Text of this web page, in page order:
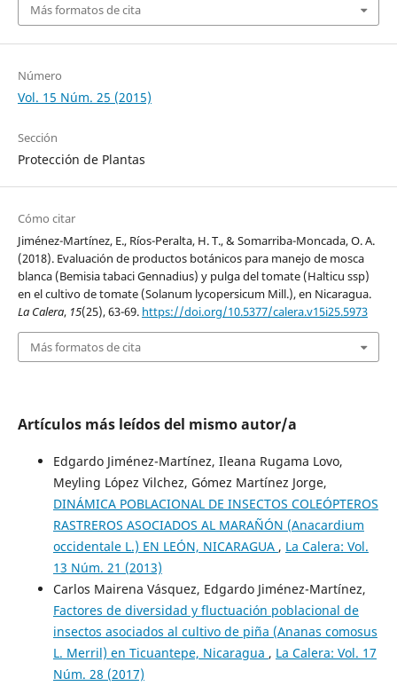
Más formatos de cita
Número
Vol. 15 Núm. 25 (2015)
Sección
Protección de Plantas
Cómo citar
Jiménez-Martínez, E., Ríos-Peralta, H. T., & Somarriba-Moncada, O. A.
(2018). Evaluación de productos botánicos para manejo de mosca
blanca (Bemisia tabaci Gennadius) y pulga del tomate (Halticu ssp)
en el cultivo de tomate (Solanum lycopersicum Mill.), en Nicaragua.
La Calera, 15(25), 63-69. https://doi.org/10.5377/calera.v15i25.5973
Más formatos de cita
Artículos más leídos del mismo autor/a
Edgardo Jiménez-Martínez, Ileana Rugama Lovo,
Meyling López Vilchez, Gómez Martínez Jorge,
DINÁMICA POBLACIONAL DE INSECTOS COLEÓPTEROS
RASTREROS ASOCIADOS AL MARAÑÓN (Anacardium
occidentale L.) EN LEÓN, NICARAGUA , La Calera: Vol.
13 Núm. 21 (2013)
Carlos Mairena Vásquez, Edgardo Jiménez-Martínez,
Factores de diversidad y fluctuación poblacional de
insectos asociados al cultivo de piña (Ananas comosus
L. Merril) en Ticuantepe, Nicaragua , La Calera: Vol. 17
Núm. 28 (2017)